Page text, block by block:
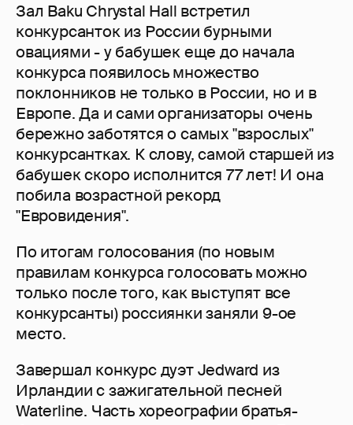
Зал Baku Chrystal Hall встретил
конкурсанток из России бурными
овациями - у бабушек еще до начала
конкурса появилось множество
поклонников не только в России, но и в
Европе. Да и сами организаторы очень
бережно заботятся о самых "взрослых"
конкурсантках. К слову, самой старшей из
бабушек скоро исполнится 77 лет! И она
побила возрастной рекорд
"Евровидения".
По итогам голосования (по новым
правилам конкурса голосовать можно
только после того, как выступят все
конкурсанты) россиянки заняли 9-ое
место.
Завершал конкурс дуэт Jedward из
Ирландии с зажигательной песней
Waterline. Часть хореографии братья-